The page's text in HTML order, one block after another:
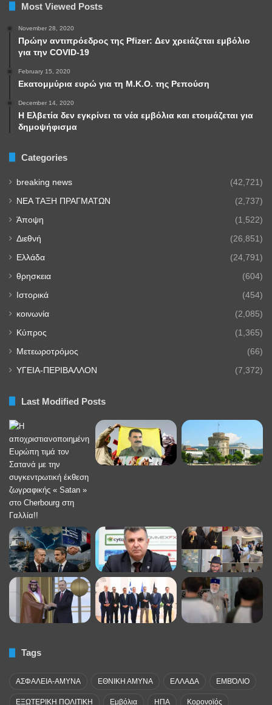
Most Viewed Posts
November 28, 2020
Πρώην αντιπρόεδρος της Pfizer: Δεν χρειάζεται εμβόλιο
για την COVID-19
February 15, 2020
Εκατομμύρια ευρώ για τη Μ.Κ.Ο. της Ρεπούση
December 14, 2020
Η Ελβετία δεν εγκρίνει τα νέα εμβόλια και ετοιμάζεται για
δημοψήφισμα
Categories
breaking news (42,721)
NEA TAΞΗ ΠΡΑΓΜΑΤΩΝ (2,737)
Άποψη (1,522)
Διεθνή (26,851)
Ελλάδα (24,791)
θρησκεια (604)
Ιστορικά (454)
κοινωνία (2,085)
Κύπρος (1,365)
Μετεωροτρόμος (66)
ΥΓΕΙΑ-ΠΕΡΙΒΑΛΛΟΝ (7,372)
Last Modified Posts
Tags
ΑΣΦΑΛΕΙΑ-ΑΜΥΝΑ ΕΘΝΙΚΗ ΑΜΥΝΑ ΕΛΛΑΔΑ ΕΜΒΌΛΙΟ
ΕΞΩΤΕΡΙΚΗ ΠΟΛΙΤΙΚΗ Εμβόλια ΗΠΑ Κορονοϊός